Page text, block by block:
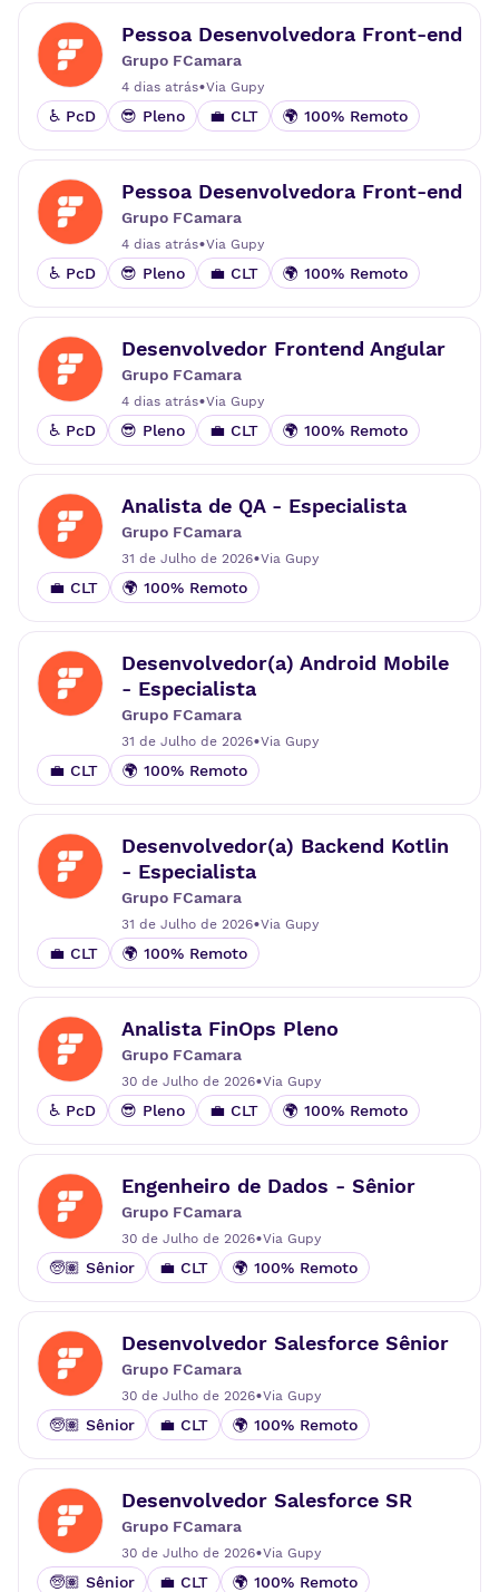
Pessoa Desenvolvedora Front-end
Grupo FCamara
4 dias atrás•Via Gupy
♿ PcD 😎 Pleno 💼 CLT 🌍 100% Remoto
Pessoa Desenvolvedora Front-end
Grupo FCamara
4 dias atrás•Via Gupy
♿ PcD 😎 Pleno 💼 CLT 🌍 100% Remoto
Desenvolvedor Frontend Angular
Grupo FCamara
4 dias atrás•Via Gupy
♿ PcD 😎 Pleno 💼 CLT 🌍 100% Remoto
Analista de QA - Especialista
Grupo FCamara
31 de Julho de 2026•Via Gupy
💼 CLT 🌍 100% Remoto
Desenvolvedor(a) Android Mobile
- Especialista
Grupo FCamara
31 de Julho de 2026•Via Gupy
💼 CLT 🌍 100% Remoto
Desenvolvedor(a) Backend Kotlin
- Especialista
Grupo FCamara
31 de Julho de 2026•Via Gupy
💼 CLT 🌍 100% Remoto
Analista FinOps Pleno
Grupo FCamara
30 de Julho de 2026•Via Gupy
♿ PcD 😎 Pleno 💼 CLT 🌍 100% Remoto
Engenheiro de Dados - Sênior
Grupo FCamara
30 de Julho de 2026•Via Gupy
🧓🏽 Sênior 💼 CLT 🌍 100% Remoto
Desenvolvedor Salesforce Sênior
Grupo FCamara
30 de Julho de 2026•Via Gupy
🧓🏽 Sênior 💼 CLT 🌍 100% Remoto
Desenvolvedor Salesforce SR
Grupo FCamara
30 de Julho de 2026•Via Gupy
🧓🏽 Sênior 💼 CLT 🌍 100% Remoto